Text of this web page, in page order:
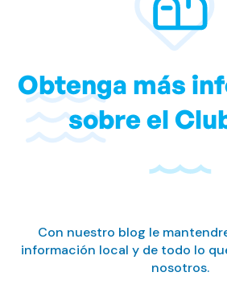
Obtenga más
sobre el
Con nuestro blog le
información local y de todo lo
nosotros.